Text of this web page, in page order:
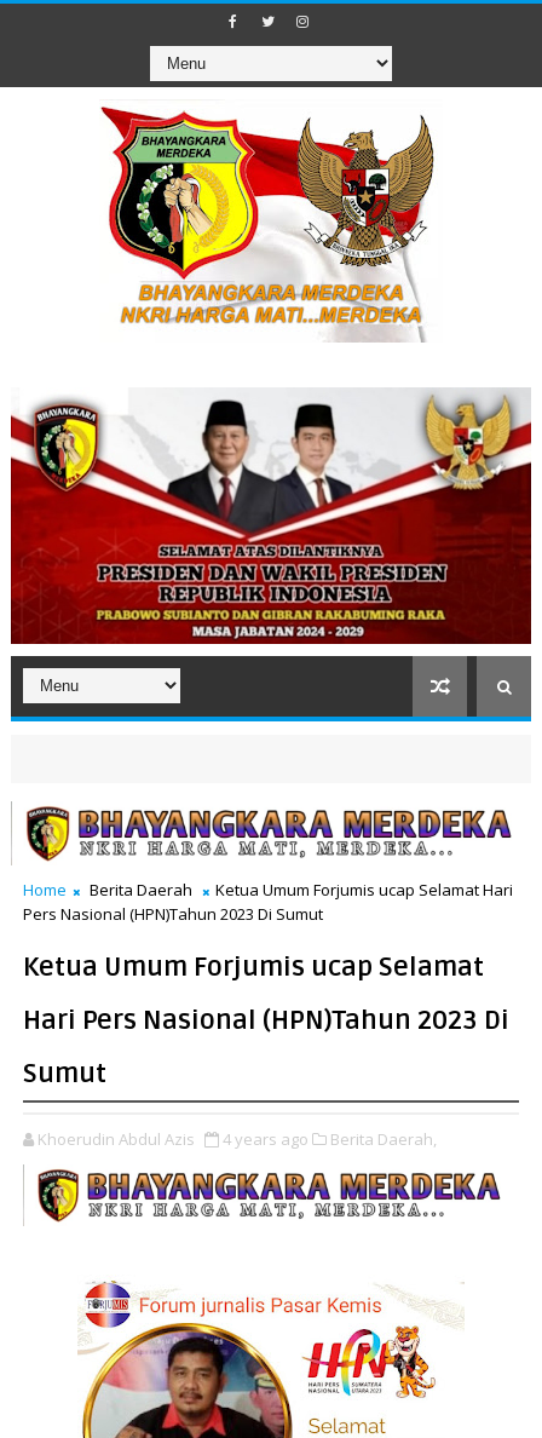
Home Berita Daerah
Ketua Umum Forjumis ucap Selamat Hari
Pers Nasional (HPN)Tahun 2023 Di Sumut
Ketua Umum Forjumis ucap Selamat
Hari Pers Nasional (HPN)Tahun 2023 Di
Sumut
Khoerudin Abdul Azis 4 years ago Berita Daerah,